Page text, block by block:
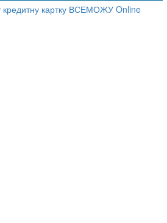
кредитну картку ВСЕМОЖУ Online